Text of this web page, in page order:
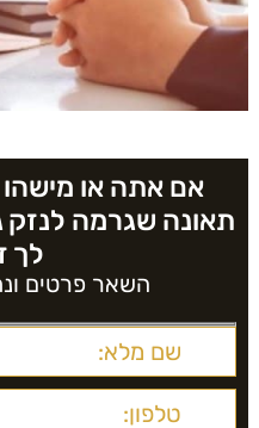
אם אתה או מישהו
תאונה שגרמה לנזק
לך
השאר פרטים